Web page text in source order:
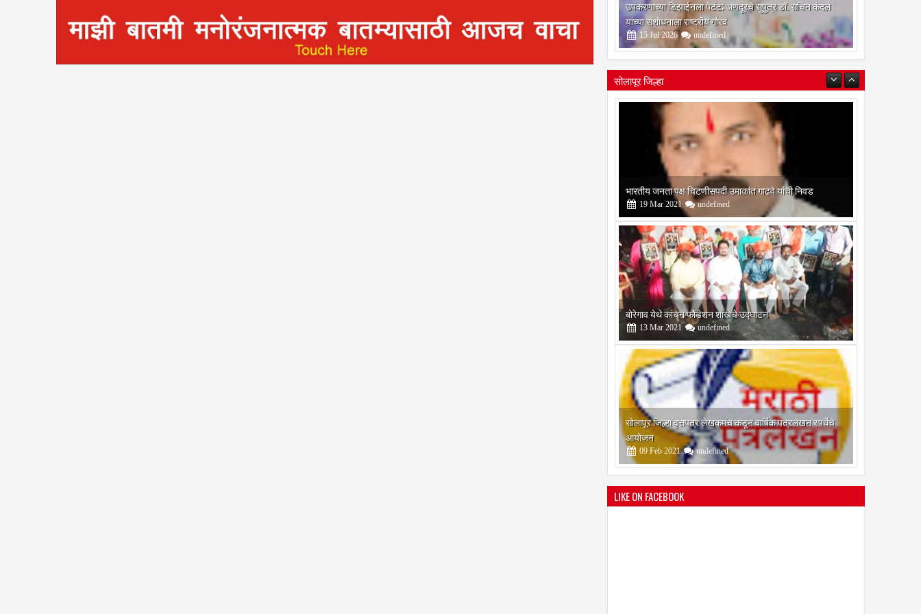
उपकरणाच्या डिझाईनला पेटंट; अणदूरचे सुपुत्र डॉ. सचिन कंदले
यांच्या संशोधनाला राष्ट्रीय गौरव
15 Jul 2026 undefined
सोलापूर जिल्हा
भारतीय जनता पक्ष चिटणीसपदी उमाकांत गाढवे यांची निवड
19 Mar 2021 undefined
बोरेगाव येथे कांचन फौंडेशन शाखेचे उद्घाटन
सोलापूर जिल्हा वृत्तपत्र लेखकमंच कडून वार्षिक पत्रलेखन स्पर्धेचे
आयोजन
श्री मल्लिकार्जुन प्रशालेकडून उमाकांत गाढवे यांचा सत्कार
2021 undefined
LIKE ON FACEBOOK